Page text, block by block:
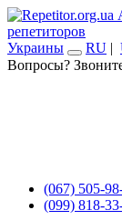
репетиторов
Украины
RU |
Вопросы?
(067) 505-
(099) 818-